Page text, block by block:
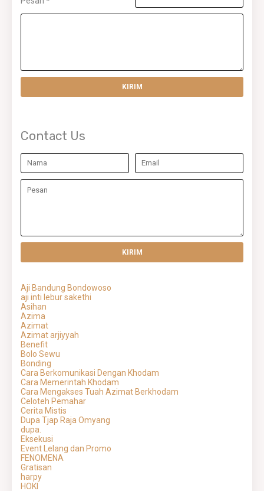
Contact Us
Aji Bandung Bondowoso
aji inti lebur sakethi
Asihan
Azima
Azimat
Azimat arjiyyah
Benefit
Bolo Sewu
Bonding
Cara Berkomunikasi Dengan Khodam
Cara Memerintah Khodam
Cara Mengakses Tuah Azimat Berkhodam
Celoteh Pemahar
Cerita Mistis
Dupa Tjap Raja Omyang
dupa.
Eksekusi
Event Lelang dan Promo
FENOMENA
Gratisan
harpy
HOKI